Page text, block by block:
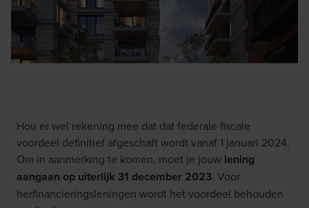
Hou er wel rekening mee dat dat federale fiscale
voordeel definitief afgeschaft wordt vanaf 1 januari 2024.
Om in aanmerking te komen, moet je jouw lening
aangaan op uiterlijk 31 december 2023. Voor
herfinancieringsleningen wordt het voordeel behouden